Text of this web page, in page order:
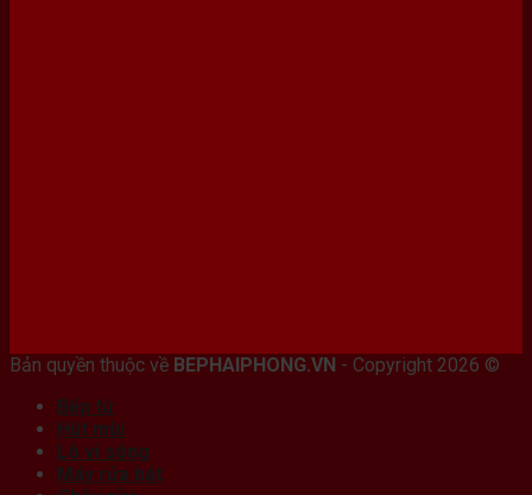
Bản quyền thuộc về BEPHAIPHONG.VN - Copyright 2026 ©
Bếp từ
Hút mùi
Lò vi sóng
Máy rửa bát